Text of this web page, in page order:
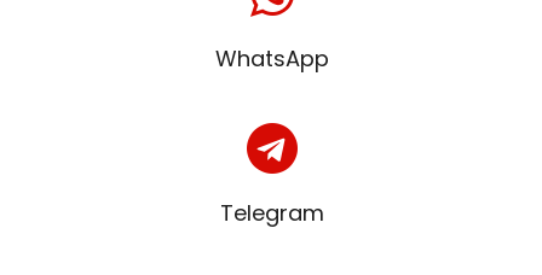
WhatsApp
Telegram